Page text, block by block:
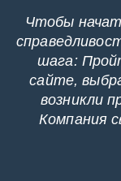
Чтобы
шага:
сайте,
возникли
Компания